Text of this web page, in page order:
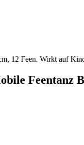
12 Feen. Wirkt auf
Feentanz